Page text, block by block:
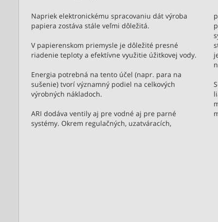
Napriek elektronickému spracovaniu dát výroba
papiera zostáva stále veľmi dôležitá.
V papierenskom priemysle je dôležité presné
riadenie teploty a efektívne využitie úžitkovej vody.
Energia potrebná na tento účel (napr. para na
sušenie) tvorí významný podiel na celkových
výrobných nákladoch.
ARI dodáva ventily aj pre vodné aj pre parné
systémy. Okrem regulačných, uzatváracích,